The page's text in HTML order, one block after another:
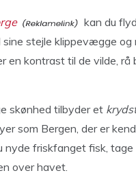
kan du
sine stejle klippevægge
en kontrast til de vilde,
skønhed tilbyder et
som Bergen, der er
nyde friskfanget fisk,
over havet.